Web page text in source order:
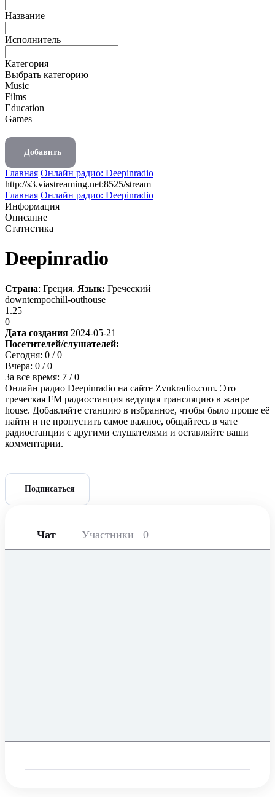
Название
Исполнитель
Категория
Выбрать категорию
Music
Films
Education
Games
Добавить
Главная Онлайн радио: Deepinradio
http://s3.viastreaming.net:8525/stream
Главная Онлайн радио: Deepinradio
Информация
Описание
Статистика
Deepinradio
Страна: Греция. Язык: Греческий
downtempochill-outhouse
1.25
0
Дата создания 2024-05-21
Посетителей/слушателей:
Сегодня: 0 / 0
Вчера: 0 / 0
За все время: 7 / 0
Онлайн радио Deepinradio на сайте Zvukradio.com. Это
греческая FM радиостанция ведущая трансляцию в жанре
house. Добавляйте станцию в избранное, чтобы было проще её
найти и не пропустить самое важное, общайтесь в чате
радиостанции с другими слушателями и оставляйте ваши
комментарии.
Подписаться
Чат Участники 0